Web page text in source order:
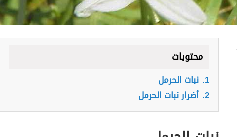
محتويات
1. نبات الحرمل
2. أضرار نبات الحرمل